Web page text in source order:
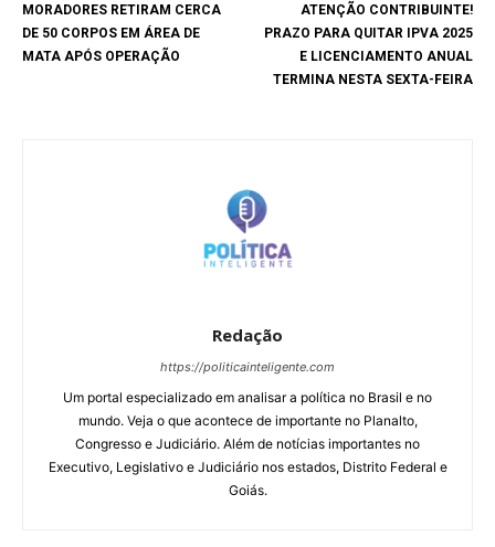
MORADORES RETIRAM CERCA
DE 50 CORPOS EM ÁREA DE
MATA APÓS OPERAÇÃO
ATENÇÃO CONTRIBUINTE!
PRAZO PARA QUITAR IPVA 2025
E LICENCIAMENTO ANUAL
TERMINA NESTA SEXTA-FEIRA
Redação
https://politicainteligente.com
Um portal especializado em analisar a política no Brasil e no
mundo. Veja o que acontece de importante no Planalto,
Congresso e Judiciário. Além de notícias importantes no
Executivo, Legislativo e Judiciário nos estados, Distrito Federal e
Goiás.